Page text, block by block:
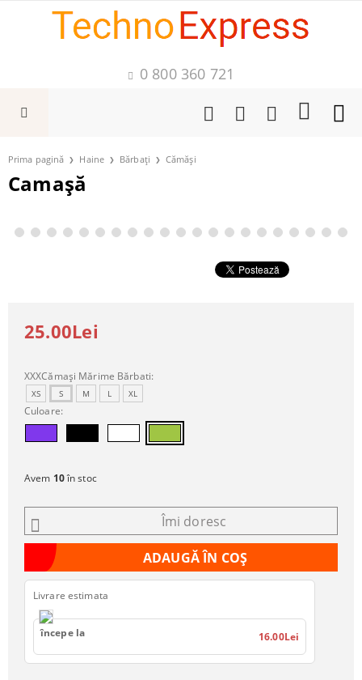
0 800 360 721
Prima pagină Haine Bărbați Cămăși
Camașă
25.00Lei
XXXCămași Mărime Bărbati:
XS S M L XL
Culoare:
Avem 10în stoc
Îmi doresc
Livrare estimata
începe la 16.00Lei